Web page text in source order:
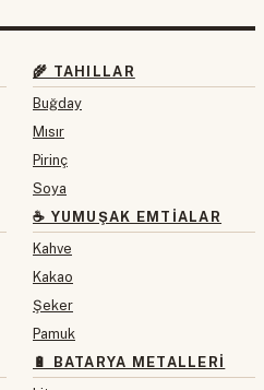
🌾 TAHILLAR
Buğday
Mısır
Pirinç
Soya
☕ YUMUŞAK EMTIALAR
Kahve
Kakao
Şeker
Pamuk
🔋 BATARYA METALLERI